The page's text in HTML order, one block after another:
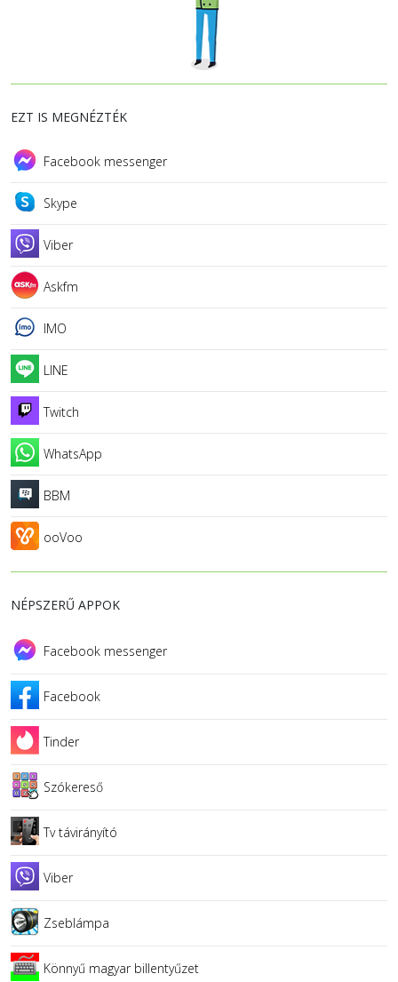
EZT IS MEGNÉZTÉK
Facebook messenger
Skype
Viber
Askfm
IMO
LINE
Twitch
WhatsApp
BBM
ooVoo
NÉPSZERŰ APPOK
Facebook messenger
Facebook
Tinder
Szókereső
Tv távirányító
Viber
Zseblámpa
Könnyű magyar billentyűzet